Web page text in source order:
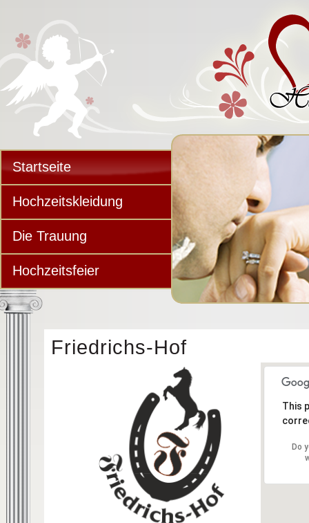
Startseite
Hochzeitskleidung
Die Trauung
Hochzeitsfeier
Friedrichs-Hof
This
Do